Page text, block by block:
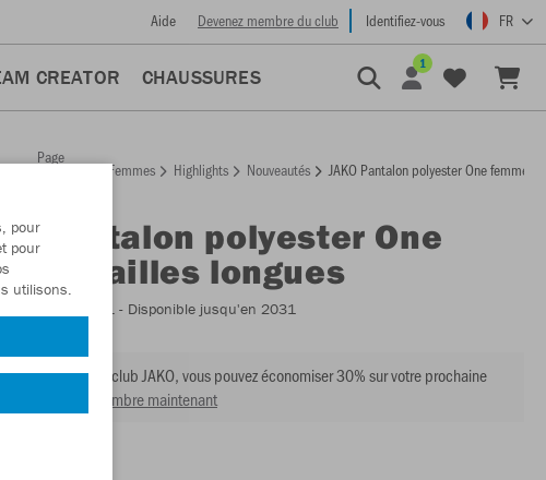
Aide Devenez membre du club Identifiez-vous FR
CREATOR CHAUSSURES
1
Page
Femmes Highlights Nouveautés JAKO Pantalon polyester One femmes
Pantalon polyester One
tailles longues
- Disponible jusqu'en 2031
que membre du club JAKO, vous pouvez économiser 30% sur votre prochaine
Devenir membre maintenant
pour
pour
utilisons.